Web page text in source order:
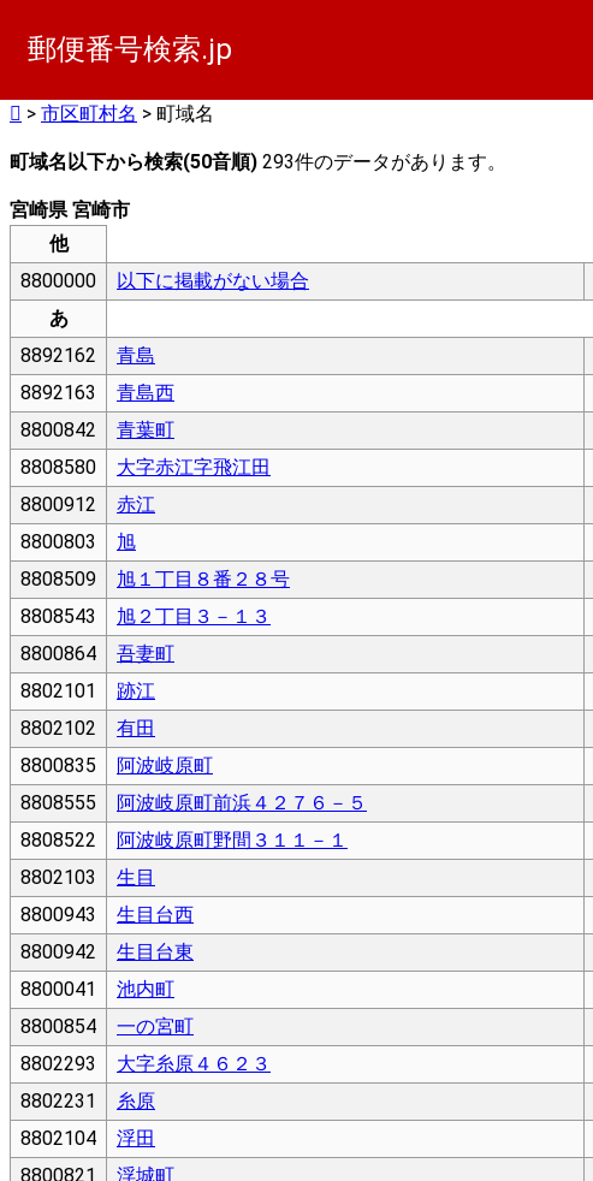
郵便番号検索.jp
> 市区町村名 > 町域名
町域名以下から検索(50音順) 293件のデータがあります。
宮崎県 宮崎市
他
8800000
以下に掲載がない場合
あ
8892162
青島
8892163
青島西
8800842
青葉町
8808580
大字赤江字飛江田
8800912
赤江
8800803
旭
8808509
旭１丁目８番２８号
8808543
旭２丁目３－１３
8800864
吾妻町
8802101
跡江
8802102
有田
8800835
阿波岐原町
8808555
阿波岐原町前浜４２７６－５
8808522
阿波岐原町野間３１１－１
8802103
生目
8800943
生目台西
8800942
生目台東
8800041
池内町
8800854
一の宮町
8802293
大字糸原４６２３
8802231
糸原
8802104
浮田
8800821
浮城町